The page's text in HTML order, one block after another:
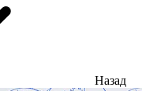
Назад